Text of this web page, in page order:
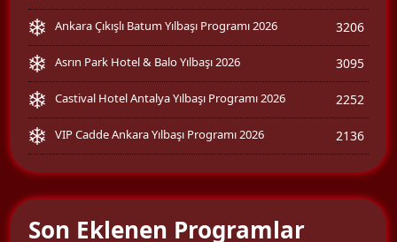
Ankara Çıkışlı Batum Yılbaşı Programı 2026 3206
Asrın Park Hotel & Balo Yılbaşı 2026 3095
Castival Hotel Antalya Yılbaşı Programı 2026 2252
VIP Cadde Ankara Yılbaşı Programı 2026 2136
Son Eklenen Programlar